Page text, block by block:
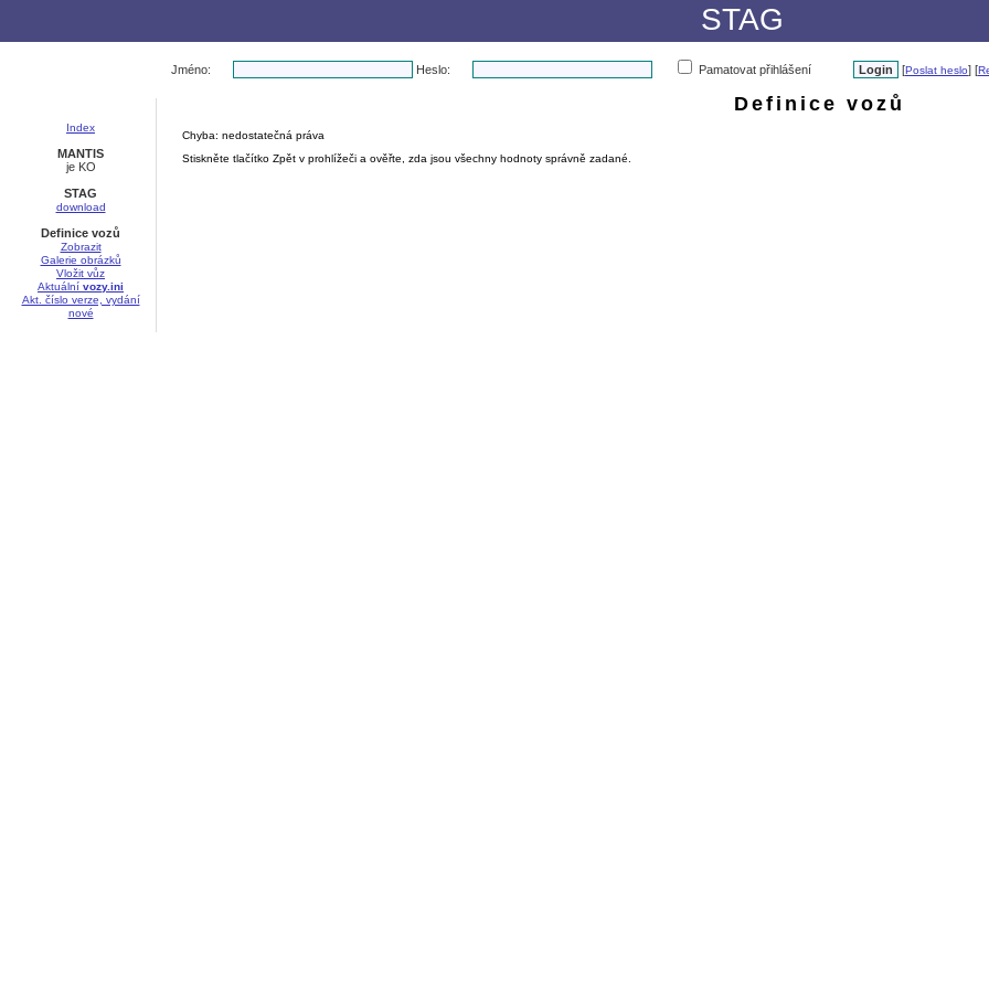
STAG
Index
MANTIS
je KO
STAG
download
Definice vozů
Zobrazit
Galerie obrázků
Vložit vůz
Aktuální vozy.ini
Akt. číslo verze, vydání
nové
Jméno: Heslo: Pamatovat přihlášení [Poslat heslo] [
Definice vozů
Chyba: nedostatečná práva
Stiskněte tlačítko Zpět v prohlížeči a ověřte, zda jsou všechny hodnoty správně zadané.